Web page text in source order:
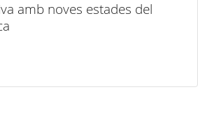
amb noves estades del